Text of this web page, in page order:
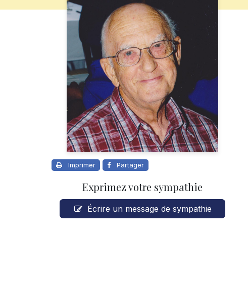
Imprimer Partager
Exprimez votre sympathie
Écrire un message de sympathie